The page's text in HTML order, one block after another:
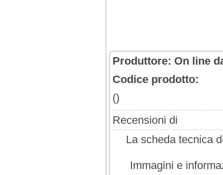
Produttore: On line
Codice prodotto:
()
Recensioni di
La scheda tecnica
Immagini e